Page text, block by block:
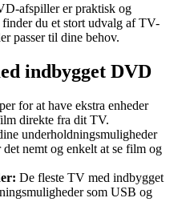
afspiller er praktisk og
du et stort udvalg af TV-
passer til dine behov.
indbygget DVD
for at have ekstra enheder
direkte fra dit TV.
underholdningsmuligheder
nemt og enkelt at se film og
De fleste TV med indbygget
som USB og